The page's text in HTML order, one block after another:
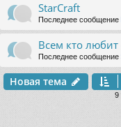
StarCraft
Последнее сообщение
Всем кто
Последнее сообщение
Новая тема
9